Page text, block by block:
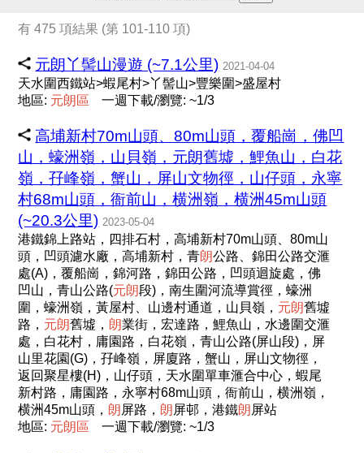
有 475 項結果 (第 101-110 項)
元朗丫髻山漫遊 (~7.1公里) 2021-04-04
天水圍西鐵站>蝦尾村>丫髻山>豐樂圍>盛屋村
地區: 元朗 區 一週下載/瀏覽: ~1/3
高埔新村70m山頭、80m山頭，覆船崗，佛凹
山，蠔洲嶺，山貝嶺，元朗舊墟，鯉魚山，白花
嶺，孖峰嶺，蟹山，屏山文物徑，山仔頭，永寧
村68m山頭，衙前山，横洲嶺，横洲45m山頭
(~20.3公里) 2023-05-04
港鐵錦上路站，四排石村，高埔新村70m山頭、80m山
頭，凹頭濾水廠，高埔新村，青朗公路、錦田公路交滙
處(A)，覆船崗，錦河路，錦田公路，凹頭迴旋處，佛
凹山，青山公路(元朗段)，南生圍河流導賞徑，蠔洲
圍，蠔洲嶺，黃屋村、山邊村通道，山貝嶺， 元朗舊墟
路， 元朗舊墟， 朗業街，宏達路，鯉魚山，水邊圍交滙
處，白花村，庸園路，白花嶺，青山公路(屏山段)，屏
山里花園(G)，孖峰嶺，屏廈路，蟹山，屏山文物徑，
返回聚星樓(H)，山仔頭，天水圍單車滙合中心，蝦尾
新村路，庸園路，永寧村68m山頭，衙前山，横洲嶺，
横洲45m山頭， 朗 屏路， 朗 屏邨，港鐵朗 屏站
地區: 元朗 區 一週下載/瀏覽: ~1/3